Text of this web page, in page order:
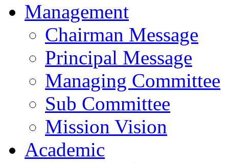
Management
Chairman Message
Principal Message
Managing Committee
Sub Committee
Mission Vision
Academic